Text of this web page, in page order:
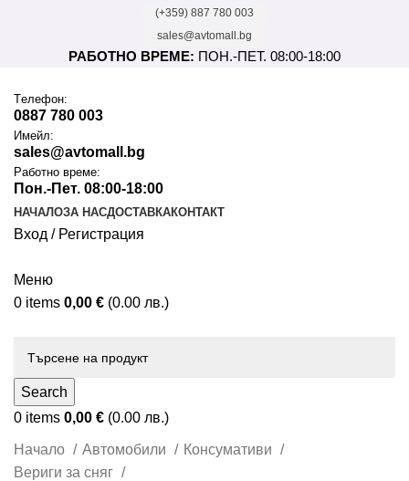
(+359) 887 780 003
sales@avtomall.bg
РАБОТНО ВРЕМЕ: ПОН.-ПЕТ. 08:00-18:00
Tелефон:
0887 780 003
Имейл:
sales@avtomall.bg
Работно време:
Пон.-Пет. 08:00-18:00
НАЧАЛОЗА НАСДОСТАВКАКОНТАКТ
Вход / Регистрация
Меню
0 items 0,00 € (0.00 лв.)
Search
0 items 0,00 € (0.00 лв.)
Начало Автомобили
Консумативи
Вериги за сняг